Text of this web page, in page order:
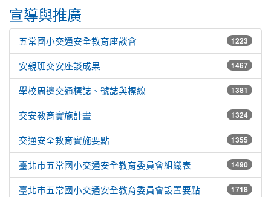
宣導與推廣
1223
五常國小交通安全教育座談會
1467
安親班交安座談成果
1381
學校周邊交通標誌、號誌與標線
1324
交安教育實施計畫
1355
交通安全教育實施要點
1490
臺北市五常國小交通安全教育委員會組織表
1718
臺北市五常國小交通安全教育委員會設置要點